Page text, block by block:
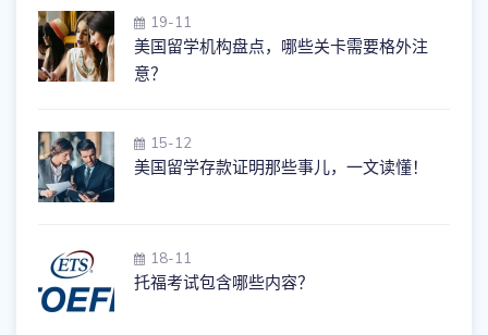
19-11
美国留学机构盘点，哪些关卡需要格外注
意？
15-12
美国留学存款证明那些事儿，一文读懂！
18-11
托福考试包含哪些内容？